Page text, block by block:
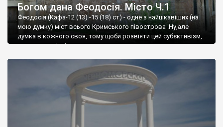
Богом дана Феодосія. Місто Ч.1
Феодосія (Кафа-12 (13) -15 (18) ст) - одне з найцікавіших (на
мою думку) міст всього Кримського півострова .Ну,але
думка в кожного своя, тому щоби розвіяти цей субєктивізм,
запрошую відвідати це